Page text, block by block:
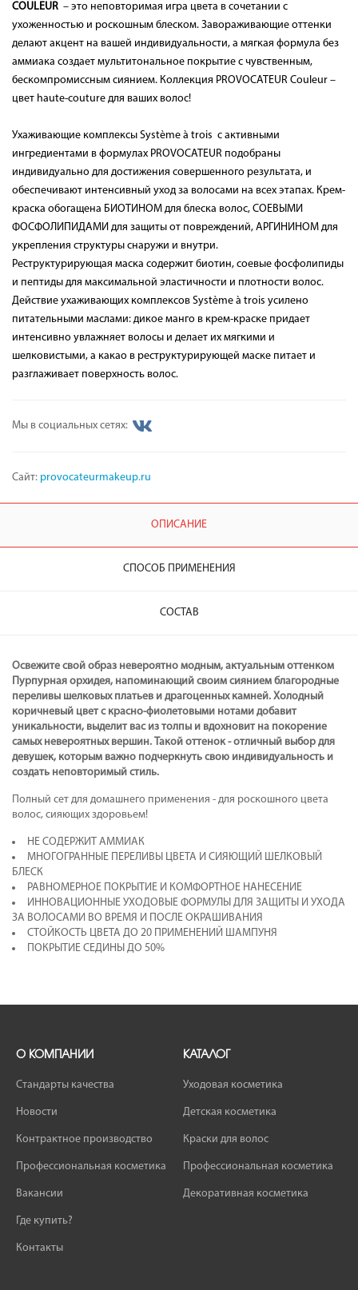
COULEUR – это неповторимая игра цвета в сочетании с
ухоженностью и роскошным блеском. Завораживающие оттенки
делают акцент на вашей индивидуальности, а мягкая формула без
аммиака создает мультитональное покрытие с чувственным,
бескомпромиссным сиянием. Коллекция PROVOCATEUR Couleur –
цвет haute-couture для ваших волос!
Ухаживающие комплексы Système à trois с активными
ингредиентами в формулах PROVOCATEUR подобраны
индивидуально для достижения совершенного результата, и
обеспечивают интенсивный уход за волосами на всех этапах. Крем-
краска обогащена БИОТИНОМ для блеска волос, СОЕВЫМИ
ФОСФОЛИПИДАМИ для защиты от повреждений, АРГИНИНОМ для
укрепления структуры снаружи и внутри.
Реструктурирующая маска содержит биотин, соевые фосфолипиды
и пептиды для максимальной эластичности и плотности волос.
Действие ухаживающих комплексов Système à trois усилено
питательными маслами: дикое манго в крем-краске придает
интенсивно увлажняет волосы и делает их мягкими и
шелковистыми, а какао в реструктурирующей маске питает и
разглаживает поверхность волос.
Мы в социальных сетях:
Сайт: provocateurmakeup.ru
ОПИСАНИЕ
СПОСОБ ПРИМЕНЕНИЯ
СОСТАВ
Освежите свой образ невероятно модным, актуальным оттенком
Пурпурная орхидея, напоминающий своим сиянием благородные
переливы шелковых платьев и драгоценных камней. Холодный
коричневый цвет с красно-фиолетовыми нотами добавит
уникальности, выделит вас из толпы и вдохновит на покорение
самых невероятных вершин. Такой оттенок - отличный выбор для
девушек, которым важно подчеркнуть свою индивидуальность и
создать неповторимый стиль.
Полный сет для домашнего применения - для роскошного цвета
волос, сияющих здоровьем!
НЕ СОДЕРЖИТ АММИАК
МНОГОГРАННЫЕ ПЕРЕЛИВЫ ЦВЕТА И СИЯЮЩИЙ ШЕЛКОВЫЙ
БЛЕСК
РАВНОМЕРНОЕ ПОКРЫТИЕ И КОМФОРТНОЕ НАНЕСЕНИЕ
ИННОВАЦИОННЫЕ УХОДОВЫЕ ФОРМУЛЫ ДЛЯ ЗАЩИТЫ И УХОДА
ЗА ВОЛОСАМИ ВО ВРЕМЯ И ПОСЛЕ ОКРАШИВАНИЯ
СТОЙКОСТЬ ЦВЕТА ДО 20 ПРИМЕНЕНИЙ ШАМПУНЯ
ПОКРЫТИЕ СЕДИНЫ ДО 50%
О КОМПАНИИ
Стандарты качества
Новости
Контрактное производство
Профессиональная косметика
Вакансии
Где купить?
Контакты
КАТАЛОГ
Уходовая косметика
Детская косметика
Краски для волос
Профессиональная косметика
Декоративная косметика